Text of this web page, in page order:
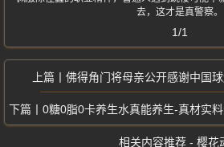
去，这才是真警察。
1/1
佛得角门将母亲公开感谢中国
0糖0脂0卡养生水真能养生-真材实料熬
相关内容推荐 - 樱花